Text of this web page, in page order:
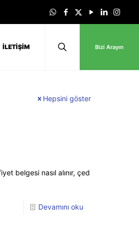
İLETİŞİM Bizi Arayın
Hepsini göster
belgesi nasıl alınır, çed
Devamını oku